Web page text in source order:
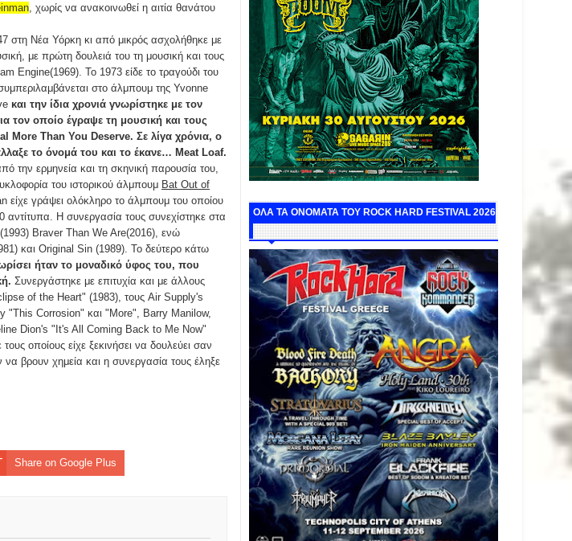
, χωρίς να ανακοινωθεί η αιτία θανάτου
στη Νέα Υόρκη κι από μικρός ασχολήθηκε με
με πρώτη δουλειά του τη μουσική και τους
Engine(1969). Το 1973 είδε το τραγούδι του
στο άλμπουμ της Yvonne
και την ίδια χρονιά γνωρίστηκε με τον
τον οποίο έγραψε τη μουσική και τους
More Than You Deserve. Σε λίγα χρόνια, ο
το όνομά του και το έκανε… Meat Loaf.
την ερμηνεία και τη σκηνική παρουσία του,
του ιστορικού άλμπουμ Bat Out of
γράψει ολόκληρο το άλμπουμ του οποίου
Η συνεργασία τους συνεχίστηκε στα
Braver Than We Are(2016), ενώ
και Original Sin (1989). Το δεύτερο κάτω
ήταν το μοναδικό ύφος του, που
Συνεργάστηκε με επιτυχία και με άλλους
of the Heart" (1983), τους Air Supply's
Corrosion" και "More", Barry Manilow,
Dion's "It's All Coming Back to Me Now"
οποίους είχε ξεκινήσει να δουλεύει σαν
βρουν χημεία και η συνεργασία τους έληξε
Share on Google Plus
ΟΛΑ ΤΑ ΟΝΟΜΑΤΑ ΤΟΥ ROCK HARD FESTIVAL 2026